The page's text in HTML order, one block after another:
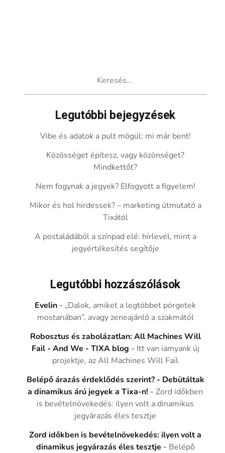
Legutóbbi bejegyzések
Vibe és adatok a pult mögül: mi már bent!
Közösséget építesz, vagy közönséget?
Mindkettőt?
Nem fogynak a jegyek? Elfogyott a figyelem!
Mikor és hol hirdessek? – marketing útmutató a
Tixától
A postaládából a színpad elé: hírlevél, mint a
jegyértékesítés segítője
Legutóbbi hozzászólások
Evelin - „Dalok, amiket a legtöbbet pörgetek
mostanában”, avagy zeneajánló a szakmától
Robosztus és zabolázatlan: All Machines Will
Fail - And We - TIXA blog - Itt van iamyank új
projektje, az All Machines Will Fail
Belépő árazás érdeklődés szerint? - Debütáltak
a dinamikus árú jegyek a Tixa-n! -Zord időkben
is bevételnövekedés: ilyen volt a dinamikus
jegyárazás éles tesztje
Zord időkben is bevételnövekedés: ilyen volt a
dinamikus jegyárazás éles tesztje - Belépő